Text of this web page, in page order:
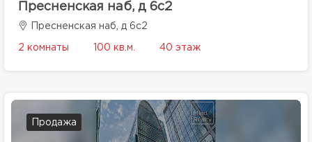
Пресненская наб, д 6с2
Пресненская наб, д 6с2
2 комнаты 100 кв.м. 40 этаж
Продажа